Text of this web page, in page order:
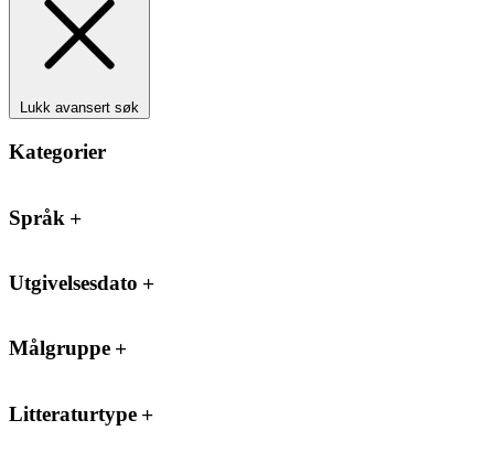
Lukk avansert søk
Kategorier
Språk
Utgivelsesdato
Målgruppe
Litteraturtype